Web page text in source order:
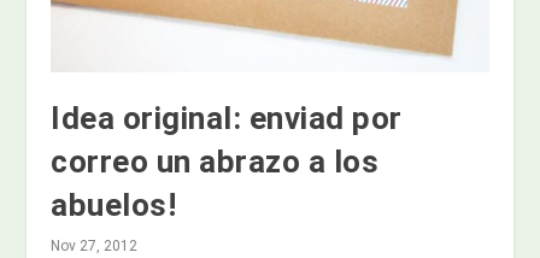
Idea original: enviad por
correo un abrazo a los
abuelos!
Nov 27, 2012